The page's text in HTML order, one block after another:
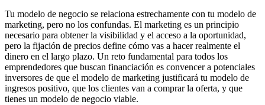
Tu modelo de negocio se relaciona estrechamente con tu modelo de
marketing, pero no los confundas. El marketing es un principio
necesario para obtener la visibilidad y el acceso a la oportunidad,
pero la fijación de precios define cómo vas a hacer realmente el
dinero en el largo plazo. Un reto fundamental para todos los
emprendedores que buscan financiación es convencer a potenciales
inversores de que el modelo de marketing justificará tu modelo de
ingresos positivo, que los clientes van a comprar la oferta, y que
tienes un modelo de negocio viable.